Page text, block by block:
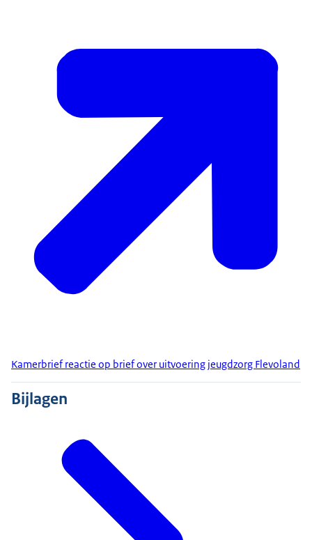
Kamerbrief reactie op brief over uitvoering jeugdzorg Flevoland
Bijlagen